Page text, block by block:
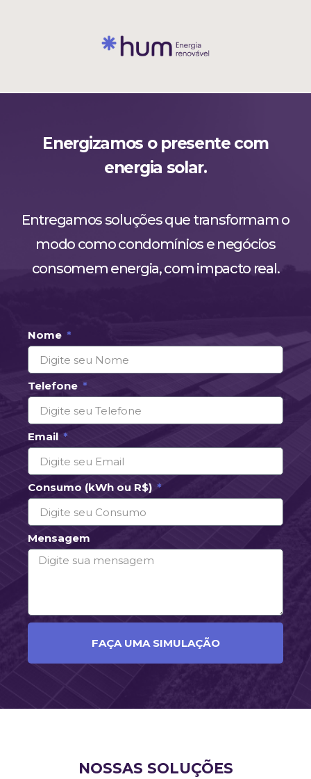
Energizamos o presente com
energia solar.
Entregamos soluções que transformam o
modo como condomínios e negócios
consomem energia, com impacto real.
Nome
Telefone
Email
Consumo (kWh ou R$)
Mensagem
FAÇA UMA SIMULAÇÃO
NOSSAS SOLUÇÕES